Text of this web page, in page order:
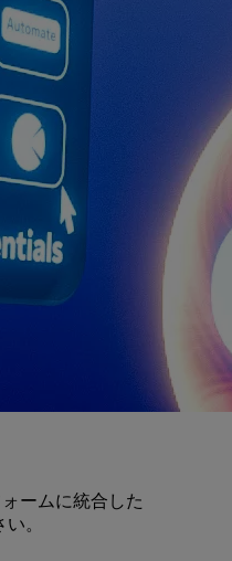
ームに統合した
。